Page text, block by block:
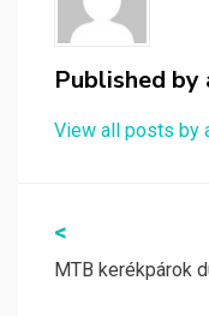
Published by
View all posts by
Bejegyzés
navigáció
<
MTB kerékpárok